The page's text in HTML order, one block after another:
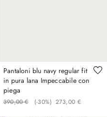
Pantaloni blu navy regular fit
in pura lana Impeccabile con
piega
390,00 € (-30%) 273,00 €